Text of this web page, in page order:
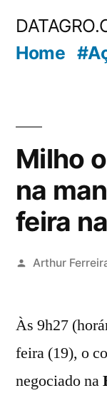
Home
Milho
na
feira
Publicado
Arthur
Às 9h27
feira (19), o
negociado na